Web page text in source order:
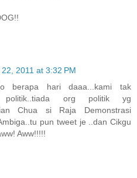
2011 at 3:32 PM
berapa hari daaa...kami tak
politik..tiada org politik yg
Chua si Raja Demonstrasi
pun tweet je ..dan Cikgu
Aww!!!!!